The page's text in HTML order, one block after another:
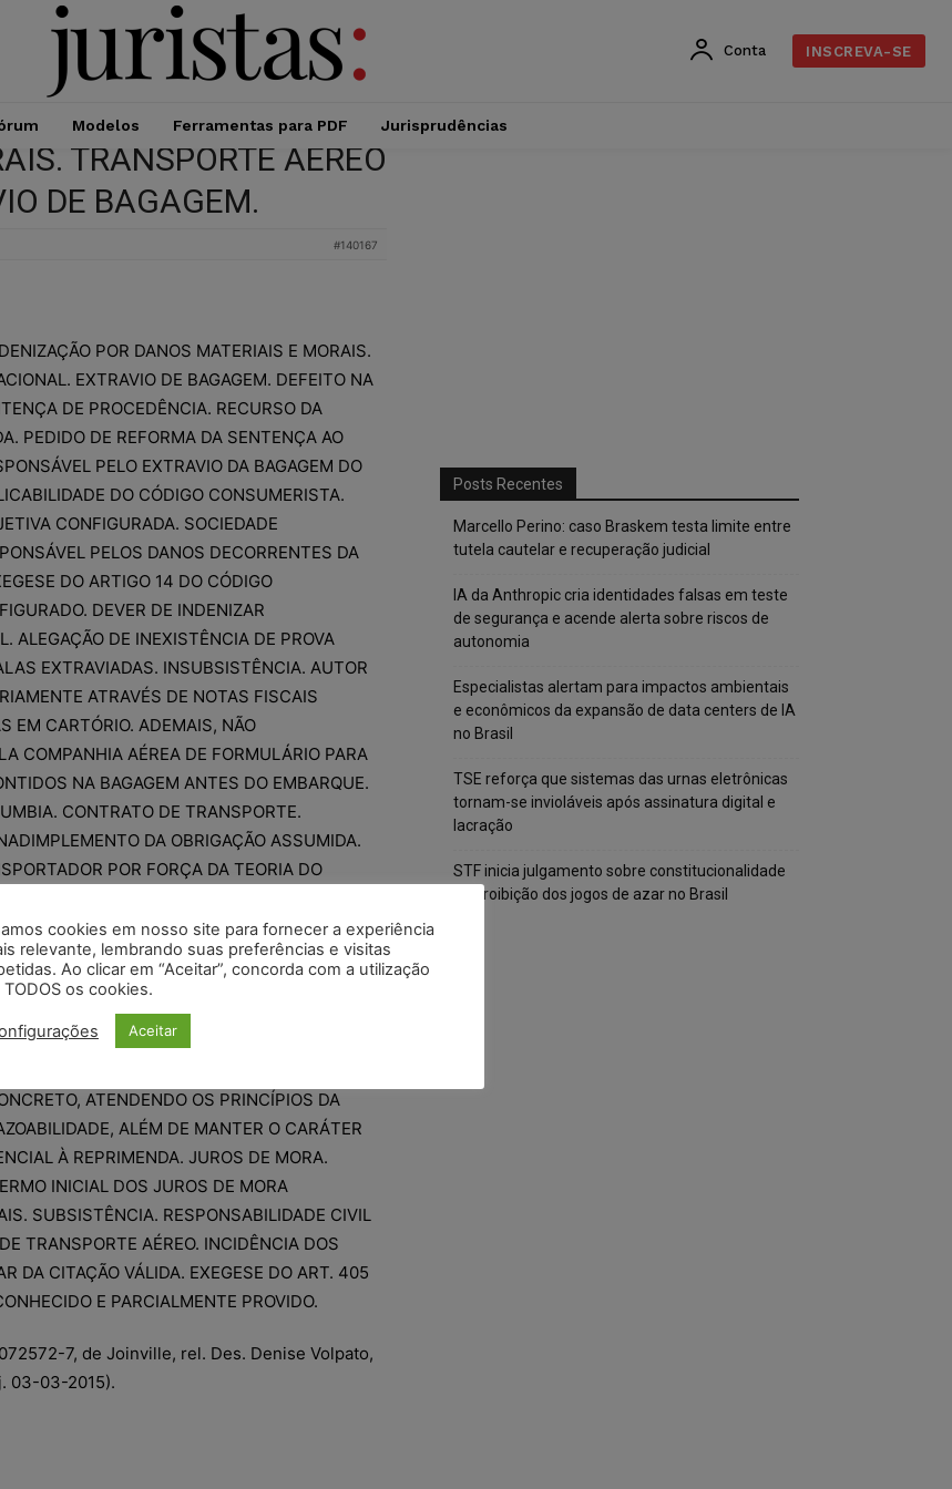
Conta INSCREVA-SE
Modelos Ferramentas para PDF Jurisprudências
TRANSPORTE AÉREO
DE BAGAGEM.
#140167
POR DANOS MATERIAIS E MORAIS.
EXTRAVIO DE BAGAGEM. DEFEITO NA
DE PROCEDÊNCIA. RECURSO DA
PEDIDO DE REFORMA DA SENTENÇA AO
PELO EXTRAVIO DA BAGAGEM DO
DO CÓDIGO CONSUMERISTA.
CONFIGURADA. SOCIEDADE
PELOS DANOS DECORRENTES DA
DO ARTIGO 14 DO CÓDIGO
DEVER DE INDENIZAR
ALEGAÇÃO DE INEXISTÊNCIA DE PROVA
EXTRAVIADAS. INSUBSISTÊNCIA. AUTOR
ATRAVÉS DE NOTAS FISCAIS
EM CARTÓRIO. ADEMAIS, NÃO
COMPANHIA AÉREA DE FORMULÁRIO PARA
NA BAGAGEM ANTES DO EMBARQUE.
CONTRATO DE TRANSPORTE.
DA OBRIGAÇÃO ASSUMIDA.
POR FORÇA DA TEORIA DO
INDENIZAÇÃO MANTIDA. DANO
DE COMPROVAÇÃO DOS DANOS
INSUBSISTÊNCIA. DANO MORAL
DO ARTIGO 335 DO CÓDIGO DE
MANTIDO. PEDIDO DE MINORAÇÃO
A TÍTULO DE DANOS MORAIS EM R$
MONTANTE ADEQUADO ÀS
ATENDENDO OS PRINCÍPIOS DA
ALÉM DE MANTER O CARÁTER
À REPRIMENDA. JUROS DE MORA.
INICIAL DOS JUROS DE MORA
SUBSISTÊNCIA. RESPONSABILIDADE CIVIL
TRANSPORTE AÉREO. INCIDÊNCIA DOS
DA CITAÇÃO VÁLIDA. EXEGESE DO ART. 405
E PARCIALMENTE PROVIDO.
7, de Joinville, rel. Des. Denise Volpato,
03-03-2015).
Posts Recentes
Marcello Perino: caso Braskem testa limite entre
tutela cautelar e recuperação judicial
IA da Anthropic cria identidades falsas em teste
de segurança e acende alerta sobre riscos de
autonomia
Especialistas alertam para impactos ambientais
e econômicos da expansão de data centers de IA
no Brasil
TSE reforça que sistemas das urnas eletrônicas
tornam-se invioláveis após assinatura digital e
lacração
STF inicia julgamento sobre constitucionalidade
da proibição dos jogos de azar no Brasil
cookies em nosso site para fornecer a experiência
relevante, lembrando suas preferências e visitas
Ao clicar em “Aceitar”, concorda com a utilização
os cookies.
Aceitar